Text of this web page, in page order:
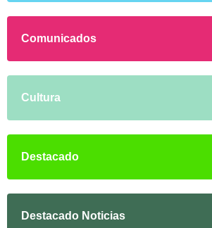
Comunicados
Cultura
Destacado
Destacado Noticias